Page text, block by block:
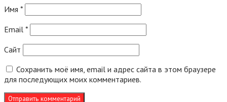
Имя *
Email *
Сайт
Сохранить моё имя, email и адрес сайта в этом браузере
для последующих моих комментариев.